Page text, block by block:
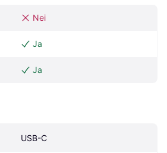
Nei
Ja
Ja
USB-C